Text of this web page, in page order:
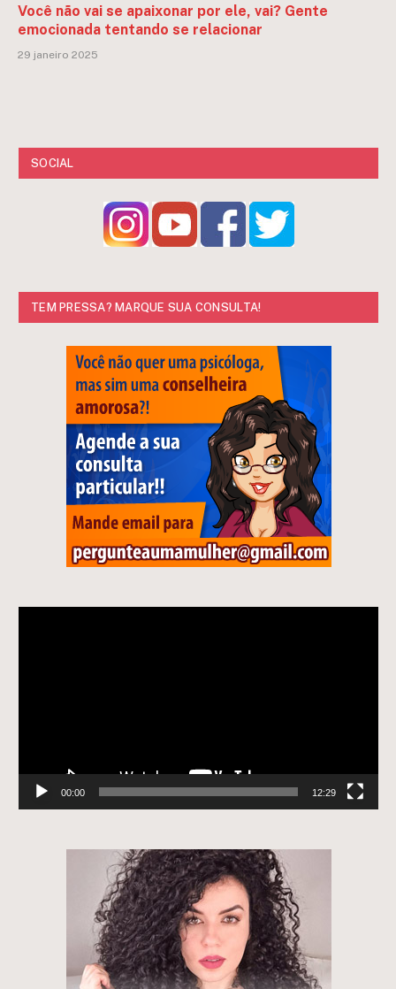
Você não vai se apaixonar por ele, vai? Gente
emocionada tentando se relacionar
29 janeiro 2025
SOCIAL
TEM PRESSA? MARQUE SUA CONSULTA!
00:00 12:29